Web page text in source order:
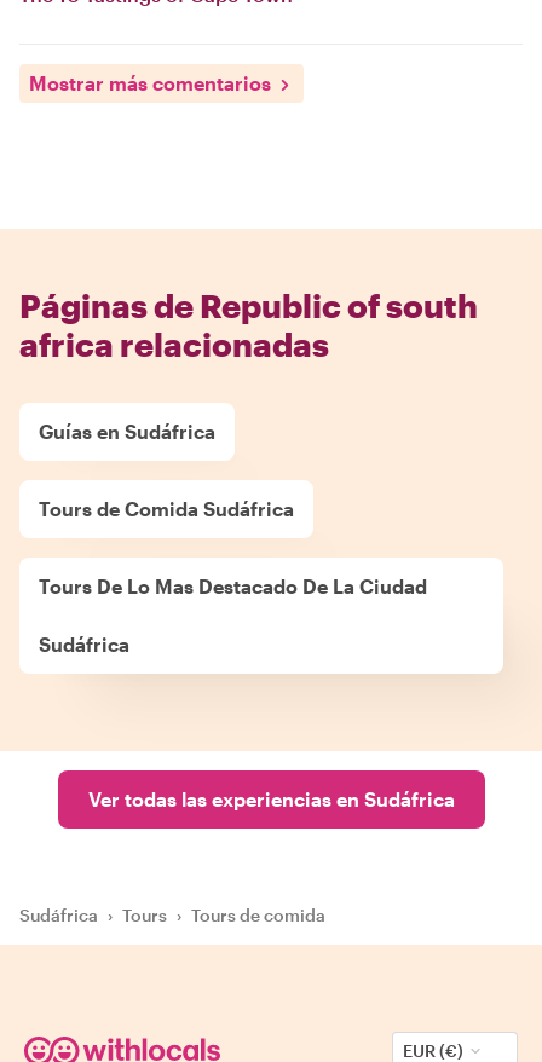
Mostrar más comentarios
Páginas de Republic of south
africa relacionadas
Guías en Sudáfrica
Tours de Comida Sudáfrica
Tours De Lo Mas Destacado De La Ciudad
Sudáfrica
Ver todas las experiencias en Sudáfrica
Sudáfrica › Tours › Tours de comida
EUR (€)